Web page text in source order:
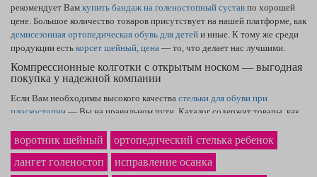
рекомендует Вам купить бандаж на голеностопный сустав по хорошей
цене. Большое количество товаров присутствует на нашей платформе, как
демисезонная ортопедическая обувь для детей и иные. К тому же среди
продукции есть корсет шейный, цена — то, что делает нас лучшими.
Компрессионные колготки с открытым носком — выгодная
покупка у надежной компании
Если Вам необходимы высокого качества стельки для обуви при
плоскостопии — Вы на правильном пути. Каталог содержит товары, как
на сайте наиболее выгоднаяцена ортопедического корсетав Сумах и по
Украине. Надёжныйортез локтевого суставаточно станет
приобретением, которым Вы обрадуетесь.
воротник шейный
ортопедический стелька ребенок
лангет голеностоп
исправление осанка